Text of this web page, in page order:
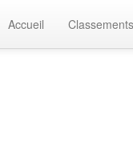
Accueil Classements